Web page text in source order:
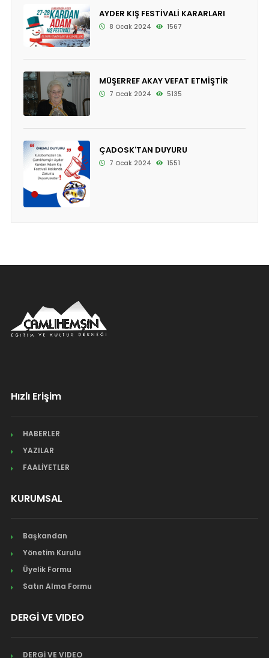
AYDER KIŞ FESTİVALİ KARARLARI
8 Ocak 2024 1567
MÜŞERREF AKAY VEFAT ETMİŞTİR
7 Ocak 2024 5135
ÇADOSK'TAN DUYURU
7 Ocak 2024 1551
Hızlı Erişim
HABERLER
YAZILAR
FAALİYETLER
KURUMSAL
Başkandan
Yönetim Kurulu
Üyelik Formu
Satın Alma Formu
DERGİ VE VIDEO
DERGİ VE VIDEO